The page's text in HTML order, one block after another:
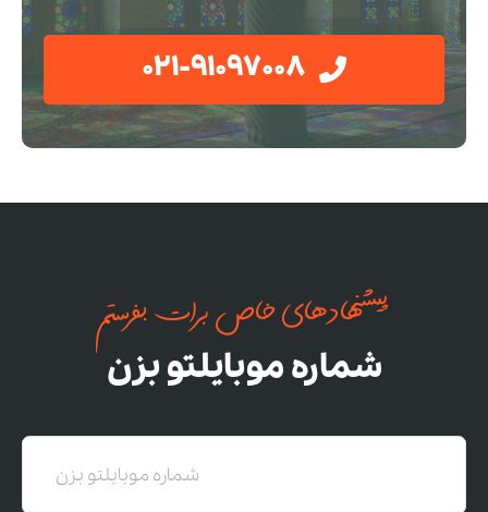
021-91097008
پیشنهادهای خاص برات بفرستم
شماره موبایلتو بزن